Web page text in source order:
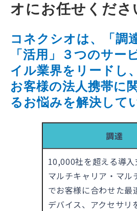
オにお任せくださ
コネクシオは、「調
「活用」３つのサー
イル業界をリードし、
お客様の法人携帯に
るお悩みを解決して
調達
10,000社を超える導入
マルチキャリア・マル
でお客様に合わせた最
デバイス、アクセサリ